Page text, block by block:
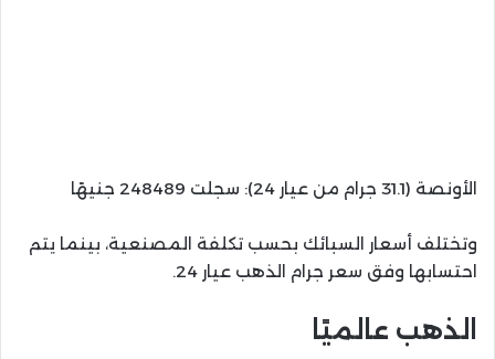
الأونصة (31.1 جرام من عيار 24): سجلت 248489 جنيهًا
وتختلف أسعار السبائك بحسب تكلفة المصنعية، بينما يتم
احتسابها وفق سعر جرام الذهب عيار 24.
الذهب عالميًا